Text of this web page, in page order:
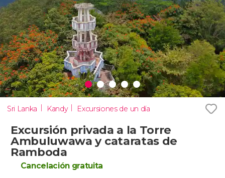
Sri Lanka Kandy Excursiones de un día
Excursión privada a la Torre
Ambuluwawa y cataratas de
Ramboda
Cancelación gratuita